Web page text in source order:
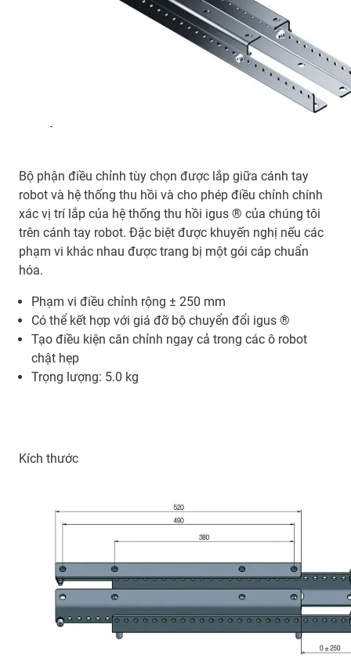
-
Bộ phận điều chỉnh tùy chọn được lắp giữa cánh tay
robot và hệ thống thu hồi và cho phép điều chỉnh chính
xác vị trí lắp của hệ thống thu hồi igus ® của chúng tôi
trên cánh tay robot. Đặc biệt được khuyến nghị nếu các
phạm vi khác nhau được trang bị một gói cáp chuẩn
hóa.
Phạm vi điều chỉnh rộng ± 250 mm
Có thể kết hợp với giá đỡ bộ chuyển đổi igus ®
Tạo điều kiện căn chỉnh ngay cả trong các ô robot
chật hẹp
Trọng lượng: 5.0 kg
Kích thước